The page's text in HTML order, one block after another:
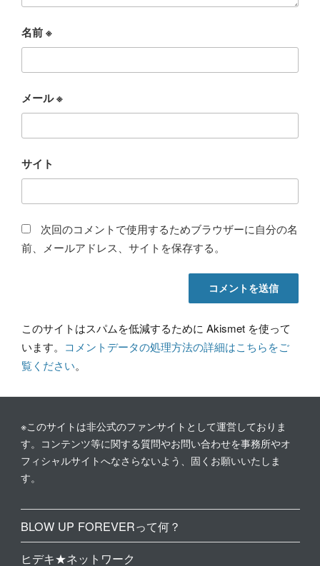
名前※
メール※
サイト
次回のコメントで使用するためブラウザーに自分の名
前、メールアドレス、サイトを保存する。
このサイトはスパムを低減するために Akismet を使って
います。 コメントデータの処理方法の詳細はこちらをご
覧ください。
※このサイトは非公式のファンサイトとして運営しておりま
す。コンテンツ等に関する質問やお問い合わせを事務所やオ
フィシャルサイトへなさらないよう、固くお願いいたしま
す。
BLOW UP FOREVERって何？
ヒデキ★ネットワーク